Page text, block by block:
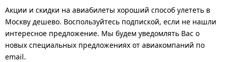
Акции и скидки на авиабилеты хороший способ улететь в
Москву дешево. Воспользуйтесь подпиской, если не нашли
интересное предложение. Мы будем уведомлять Вас о
новых специальных предложениях от авиакомпаний по
email.